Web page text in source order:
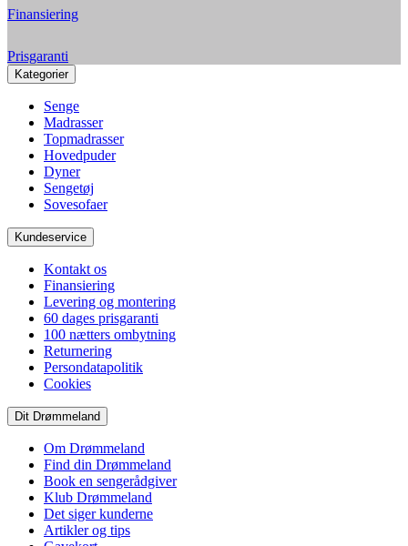
Finansiering
Prisgaranti
Kategorier
Senge
Madrasser
Topmadrasser
Hovedpuder
Dyner
Sengetøj
Sovesofaer
Kundeservice
Kontakt os
Finansiering
Levering og montering
60 dages prisgaranti
100 nætters ombytning
Returnering
Persondatapolitik
Cookies
Dit Drømmeland
Om Drømmeland
Find din Drømmeland
Book en sengerådgiver
Klub Drømmeland
Det siger kunderne
Artikler og tips